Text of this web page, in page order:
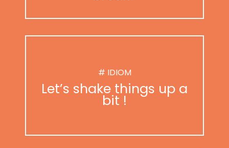
# IDIOM
Let’s shake things up a
bit !